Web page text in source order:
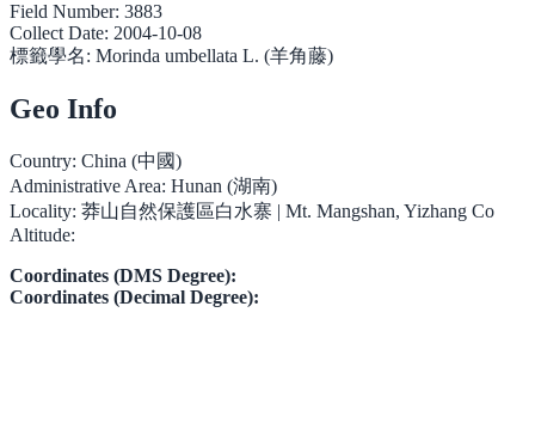
Field Number: 3883
Collect Date: 2004-10-08
標籤學名: Morinda umbellata L. (羊角藤)
Geo Info
Country: China (中國)
Administrative Area: Hunan (湖南)
Locality: 莽山自然保護區白水寨 | Mt. Mangshan, Yizhang Co
Altitude:
Coordinates (DMS Degree):
Coordinates (Decimal Degree):